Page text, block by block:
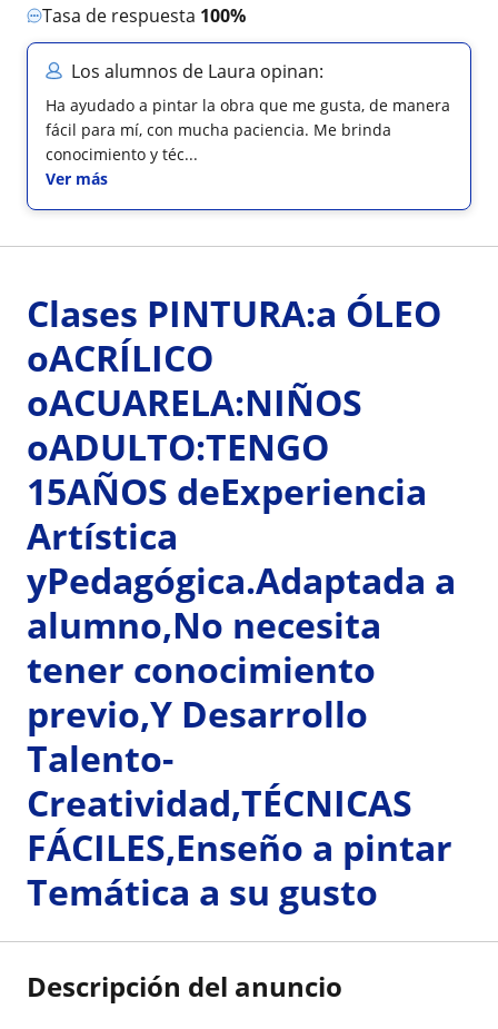
Tasa de respuesta 100%
Los alumnos de Laura opinan:
Ha ayudado a pintar la obra que me gusta, de manera
fácil para mí, con mucha paciencia. Me brinda
conocimiento y téc...
Ver más
Clases PINTURA:a ÓLEO
oACRÍLICO
oACUARELA:NIÑOS
oADULTO:TENGO
15AÑOS deExperiencia
Artística
yPedagógica.Adaptada a
alumno,No necesita
tener conocimiento
previo,Y Desarrollo
Talento-
Creatividad,TÉCNICAS
FÁCILES,Enseño a pintar
Temática a su gusto
Descripción del anuncio